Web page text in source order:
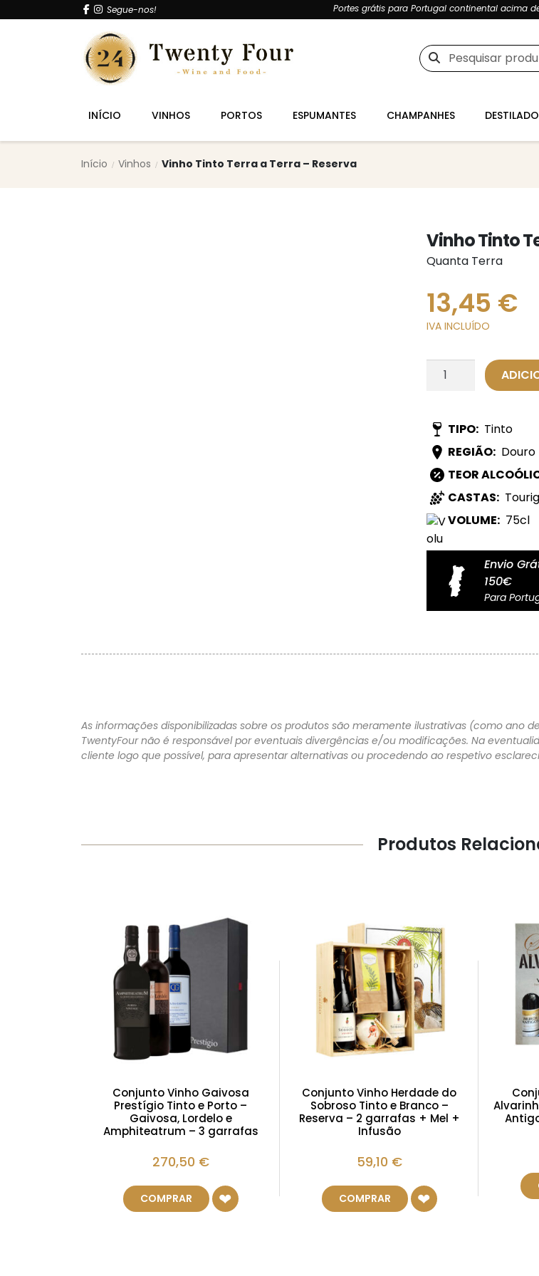
Segue-nos! Portes grátis para Portugal continental acima
Pesquisar
por:
INÍCIO VINHOS PORTOS ESPUMANTES CHAMPANHES
Início Vinhos Vinho Tinto Terra a Terra – Reserva
Vinho Tinto
Quanta Terra
13,45 €
IVA INCLUÍDO
Quantidade
Tinto
Terra
a
Terra
Reserva
TIPO: Tinto
REGIÃO: Douro
TEOR
CASTAS:
VOLUME: 75cl
Envio
150€
Para
As informações disponibilizadas sobre os produtos são meramente ilustrativas (como ano
TwentyFour não é responsável por eventuais divergências e/ou modificações. Na
cliente logo que possível, para apresentar alternativas ou procedendo ao respetivo
Produtos
Conjunto Vinho Gaivosa
Prestígio Tinto e Porto –
Gaivosa, Lordelo e
Amphiteatrum – 3 garrafas
270,50 €
COMPRAR
Conjunto Vinho Herdade do
Sobroso Tinto e Branco –
Reserva – 2 garrafas + Mel +
Infusão
59,10 €
COMPRAR